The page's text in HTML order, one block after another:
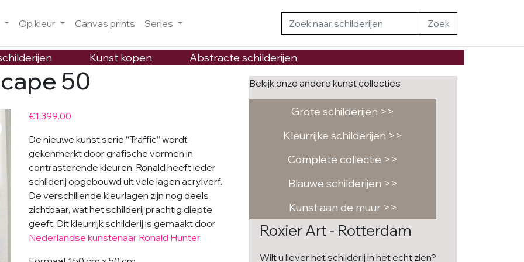
Op kleur Canvas prints Series Zoek
Kunst kopen Abstracte schilderijen
50
€1,399.00
De nieuwe kunst serie “Traffic” wordt
gekenmerkt door grafische vormen in
contrasterende kleuren. Ronald heeft ieder
schilderij opgebouwd uit vele lagen acrylverf.
De verschillende kleurlagen zijn nog deels
zichtbaar, wat het schilderij prachtig diepte
geeft. Dit kleurrijk schilderij is gemaakt door
Nederlandse kunstenaar Ronald Hunter.
Bekijk onze andere kunst collecties
Grote schilderijen >>
Kleurrijke schilderijen >>
Complete collectie >>
Blauwe schilderijen >>
Kunst aan de muur >>
Roxier Art - Rotterdam
Wilt u liever het schilderij in het echt zien?